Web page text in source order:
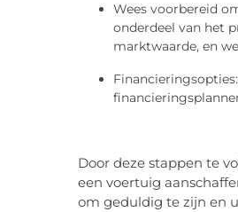
Wees voorbereid
onderdeel van het
marktwaarde, en
Door deze stappen te
een voertuig
om geduldig te zijn en